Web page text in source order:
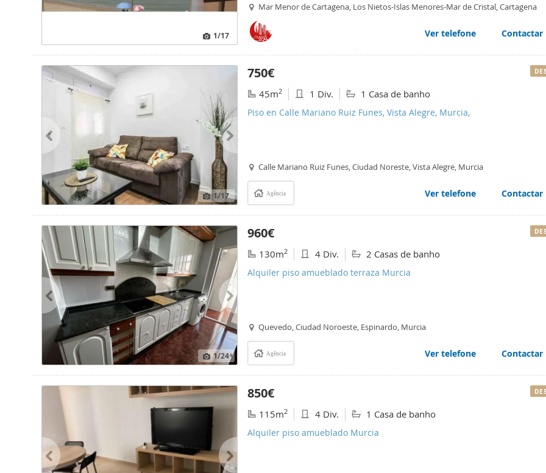
1/17
Mar Menor de Cartagena, Los Nietos-Islas Menores-Mar de Cristal, Cartagena
Ver telefone Contactar
1/17
750€
45m2 1 Div. 1 Casa de banho
Piso en Calle Mariano Ruiz Funes, Vista Alegre, Murcia,
Calle Mariano Ruiz Funes, Ciudad Noreste, Vista Alegre, Murcia
Agência Ver telefone Contactar
1/24
960€
130m2 4 Div. 2 Casas de banho
Alquiler piso amueblado terraza Murcia
Quevedo, Ciudad Noroeste, Espinardo, Murcia
Agência Ver telefone Contactar
850€
115m2 4 Div. 1 Casa de banho
Alquiler piso amueblado Murcia